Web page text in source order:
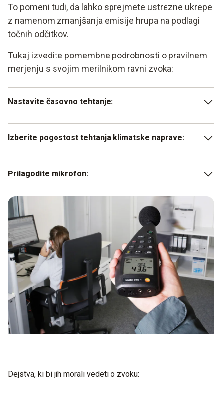
To pomeni tudi, da lahko sprejmete ustrezne ukrepe
z namenom zmanjšanja emisije hrupa na podlagi
točnih odčitkov.
Tukaj izvedite pomembne podrobnosti o pravilnem
merjenju s svojim merilnikom ravni zvoka:
Nastavite časovno tehtanje:
glasnosti spreminja počasi (1 s). Za zvoke z naglimi
Izberite pogostost tehtanja klimatske naprave:
svojem merilniku hrupa. Pritisnite tipko C, da lahko
Prilagodite mikrofon:
poskrbite, da je mikrofon usmerjen neposredno proti viru
zvoka.
Dejstva, ki bi jih morali vedeti o zvoku: